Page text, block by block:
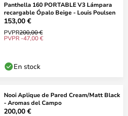
Panthella 160 PORTABLE V3 Lámpara
recargable Ópalo Beige - Louis Poulsen
153,00 €
PVPR200,00 €
PVPR -47,00 €
En stock
Nooi Aplique de Pared Cream/Matt Black
- Aromas del Campo
200,00 €